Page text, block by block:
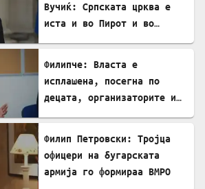
Вучиќ: Српската црква е
иста и во Пирот и во
Филипче: Власта е
исплашена, посегна по
децата, организаторите и
Филип Петровски: Тројца
офицери на бугарската
армија го формираа ВМРО